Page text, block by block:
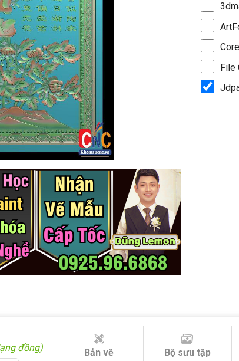
File
đồng)
Bản vẽ Bộ sưu tập